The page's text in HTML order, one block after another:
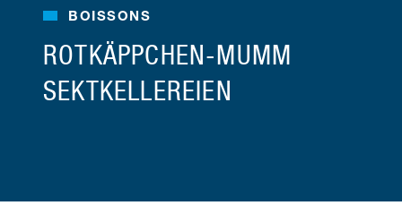
BOISSONS
ROTKÄPPCHEN-MUMM
SEKTKELLEREIEN